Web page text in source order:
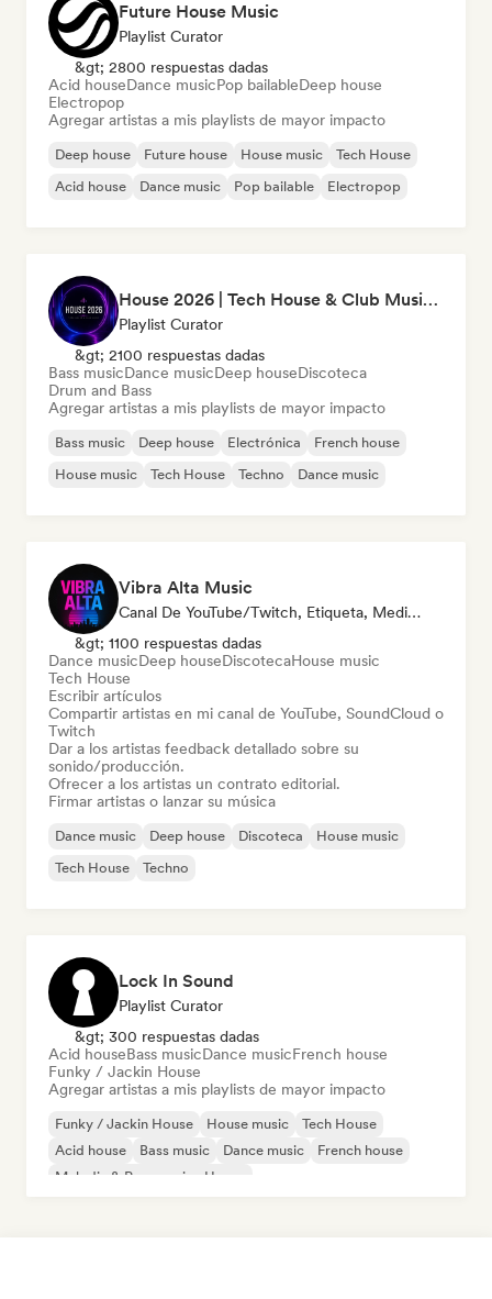
Future House Music
Playlist Curator
&gt; 2800 respuestas dadas
Acid houseDance musicPop bailableDeep house
Electropop
Agregar artistas a mis playlists de mayor impacto
Deep house Future house House music
Tech House
Acid house
Dance music Pop bailable Electropop
House 2026 | Tech House & Club Music 🔥
Playlist Curator
&gt; 2100 respuestas dadas
Bass musicDance musicDeep houseDiscoteca
Drum and Bass
Agregar artistas a mis playlists de mayor impacto
Bass music Deep house Electrónica
French house
House music
Tech House Techno Dance music
Vibra Alta Music
Canal De YouTube/Twitch, Etiqueta, Medios De Comunicación/Periodista, Editor, Experto En Sonido
&gt; 1100 respuestas dadas
Dance musicDeep houseDiscotecaHouse music
Tech House
Escribir artículos
Compartir artistas en mi canal de YouTube, SoundCloud o
Twitch
Dar a los artistas feedback detallado sobre su
sonido/producción.
Ofrecer a los artistas un contrato editorial.
Firmar artistas o lanzar su música
Dance music Deep house Discoteca
House music
Tech House
Techno
Lock In Sound
Playlist Curator
&gt; 300 respuestas dadas
Acid houseBass musicDance musicFrench house
Funky / Jackin House
Agregar artistas a mis playlists de mayor impacto
Funky / Jackin House House music
Tech House
Acid house
Bass music Dance music
French house
Melodic & Progressive House